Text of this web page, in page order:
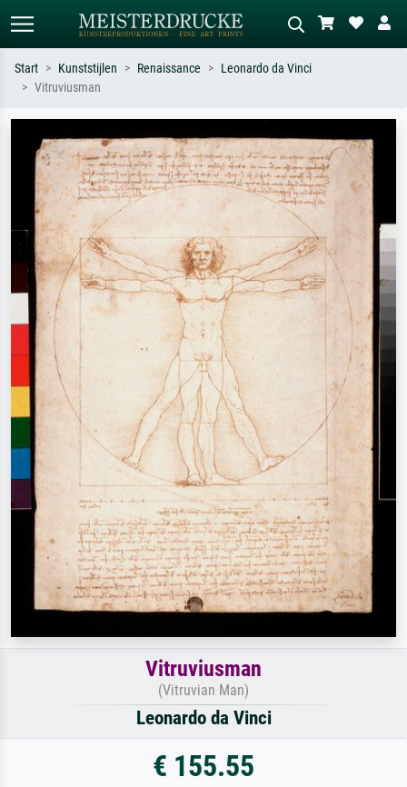
Zoek op kunstenaar, titel of stijl – bijv.
Monet, Sterrennacht, impressionisme,
Hokusai-golf, naakt.
Beschrijf de scène – bijv. groene
weide, abstract met veel rood, donker
olieverfschilderij, staand naakt naast
een boom.
Start Kunststijlen Renaissance
Leonardo da Vinci
Vitruviusman
Vitruviusman
(Vitruvian Man)
Leonardo da Vinci
€ 155.55